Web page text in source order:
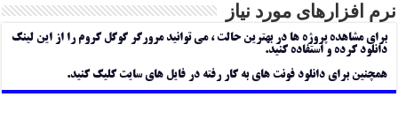
نرم افزارهای مورد نیاز
برای مشاهده پروژه ها در بهترین حالت ، می توانید مرورگر گوگل کروم را از این لینک
دانلود کرده و استفاده کنید.
همچنین برای دانلود فونت های به کار رفته در فایل های سایت کلیک کنید.